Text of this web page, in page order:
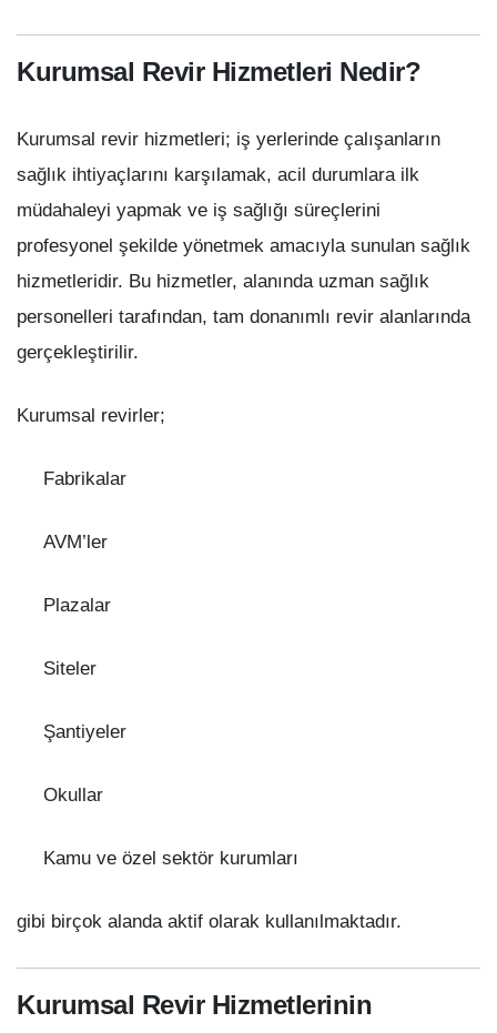
Kurumsal Revir Hizmetleri Nedir?
Kurumsal revir hizmetleri; iş yerlerinde çalışanların
sağlık ihtiyaçlarını karşılamak, acil durumlara ilk
müdahaleyi yapmak ve iş sağlığı süreçlerini
profesyonel şekilde yönetmek amacıyla sunulan sağlık
hizmetleridir. Bu hizmetler, alanında uzman sağlık
personelleri tarafından, tam donanımlı revir alanlarında
gerçekleştirilir.
Kurumsal revirler;
Fabrikalar
AVM’ler
Plazalar
Siteler
Şantiyeler
Okullar
Kamu ve özel sektör kurumları
gibi birçok alanda aktif olarak kullanılmaktadır.
Kurumsal Revir Hizmetlerinin